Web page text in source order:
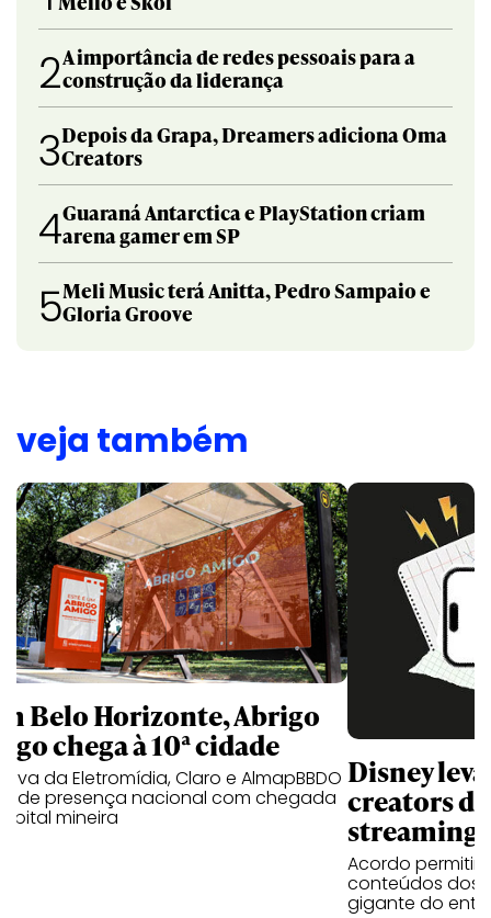
2A importância de redes pessoais para a
construção da liderança
3Depois da Grapa, Dreamers adiciona Oma
Creators
4Guaraná Antarctica e PlayStation criam
arena gamer em SP
5Meli Music terá Anitta, Pedro Sampaio e
Gloria Groove
veja também
Belo Horizonte, Abrigo
chega à 10ª cidade
da Eletromídia, Claro e AlmapBBDO
presença nacional com chegada
mineira
Disney
creators
streaming
Acordo
conteúdos dos
gigante do